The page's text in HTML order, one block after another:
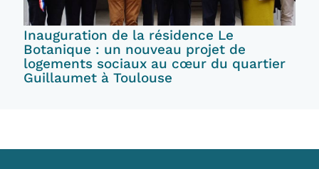
Inauguration de la résidence Le
Botanique : un nouveau projet de
logements sociaux au cœur du quartier
Guillaumet à Toulouse